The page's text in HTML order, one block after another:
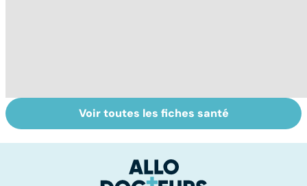
Les agrumes et
leurs bienfaits
Le magnésium,
un oligo-élément
Voir toutes les fiches santé